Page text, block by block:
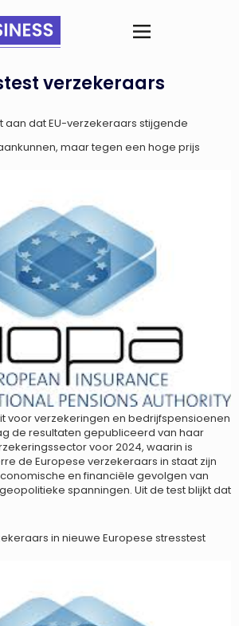
verzekeraars
aan dat EU-verzekeraars stijgende
maar tegen een hoge prijs
voor verzekeringen en bedrijfspensioenen
de resultaten gepubliceerd van haar
voor 2024, waarin is
de Europese verzekeraars in staat zijn
en financiële gevolgen van
spanningen. Uit de test blijkt dat
in nieuwe Europese stresstest